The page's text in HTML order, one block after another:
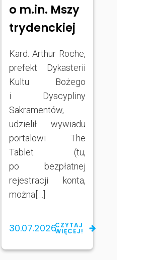
o m.in. Mszy
trydenckiej
Kard. Arthur Roche,
prefekt Dykasterii
Kultu Bożego
i Dyscypliny
Sakramentów,
udzielił wywiadu
portalowi The
Tablet (tu,
po bezpłatnej
rejestracji konta,
można[…]
30.07.2026CZYTAJ
WIĘCEJ!